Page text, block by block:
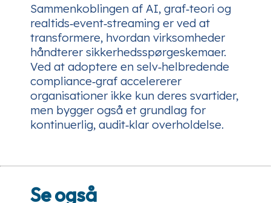
Sammenkoblingen af AI, graf‑teori og
realtids‑event‑streaming er ved at
transformere, hvordan virksomheder
håndterer sikkerhedsspørgeskemaer.
Ved at adoptere en selv‑helbredende
compliance‑graf accelererer
organisationer ikke kun deres svartider,
men bygger også et grundlag for
kontinuerlig, audit‑klar overholdelse.
Se også